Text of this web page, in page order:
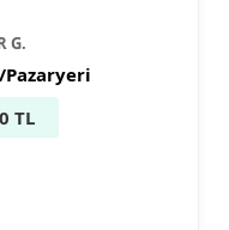
G.
TL